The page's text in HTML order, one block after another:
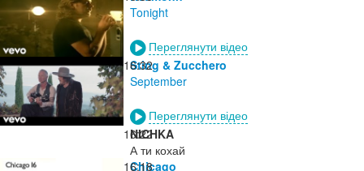
Tonight
Переглянути відео
16:32
Sting & Zucchero
September
Переглянути відео
16:22
NICHKA
А ти кохай
16:18
Chicago